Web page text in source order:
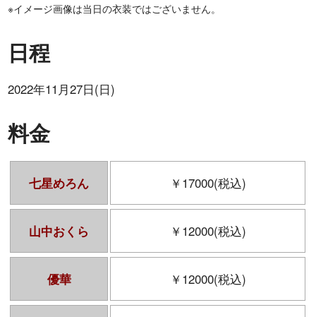
※イメージ画像は当日の衣装ではございません。
日程
2022年11月27日(日)
料金
七星めろん ￥17000(税込)
山中おくら ￥12000(税込)
優華 ￥12000(税込)